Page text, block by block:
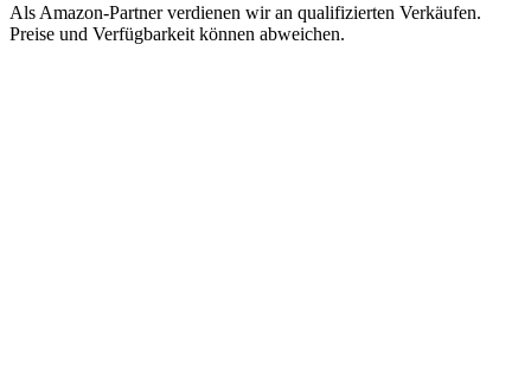
Als Amazon-Partner verdienen wir an qualifizierten Verkäufen.
Preise und Verfügbarkeit können abweichen.